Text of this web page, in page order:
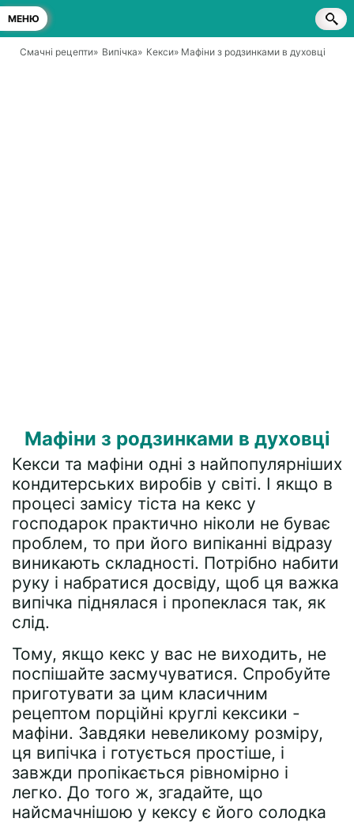
МЕНЮ
Смачні рецепти» Випічка» Кекси» Мафіни з родзинками в духовці
Мафіни з родзинками в духовці
Кекси та мафіни одні з найпопулярніших
кондитерських виробів у світі. І якщо в
процесі замісу тіста на кекс у
господарок практично ніколи не буває
проблем, то при його випіканні відразу
виникають складності. Потрібно набити
руку і набратися досвіду, щоб ця важка
випічка піднялася і пропеклася так, як
слід.
Тому, якщо кекс у вас не виходить, не
поспішайте засмучуватися. Спробуйте
приготувати за цим класичним
рецептом порційні круглі кексики -
мафіни. Завдяки невеликому розміру,
ця випічка і готується простіше, і
завжди пропікається рівномірно і
легко. До того ж, згадайте, що
найсмачнішою у кексу є його солодка